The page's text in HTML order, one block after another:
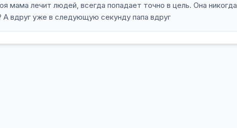
мама лечит людей, всегда попадает точно в цель. Она никогда
А вдруг уже в следующую секунду папа вдруг